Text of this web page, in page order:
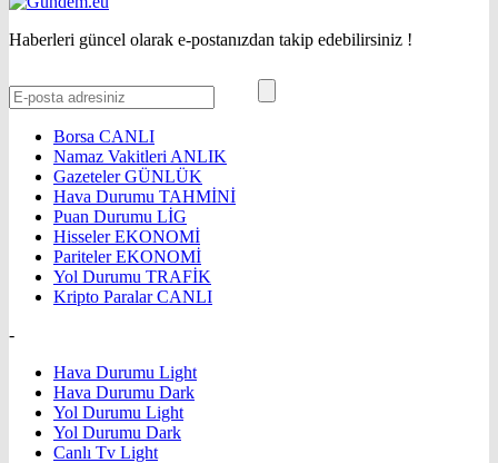
Haberleri güncel olarak e-postanızdan takip edebilirsiniz !
Borsa CANLI
Namaz Vakitleri ANLIK
GazetelerGÜNLÜK
Hava Durumu TAHMİNİ
Puan Durumu LİG
HisselerEKONOMİ
ParitelerEKONOMİ
Yol Durumu TRAFİK
Kripto ParalarCANLI
-
Hava Durumu Light
Hava Durumu Dark
Yol Durumu Light
Yol Durumu Dark
Canlı Tv Light